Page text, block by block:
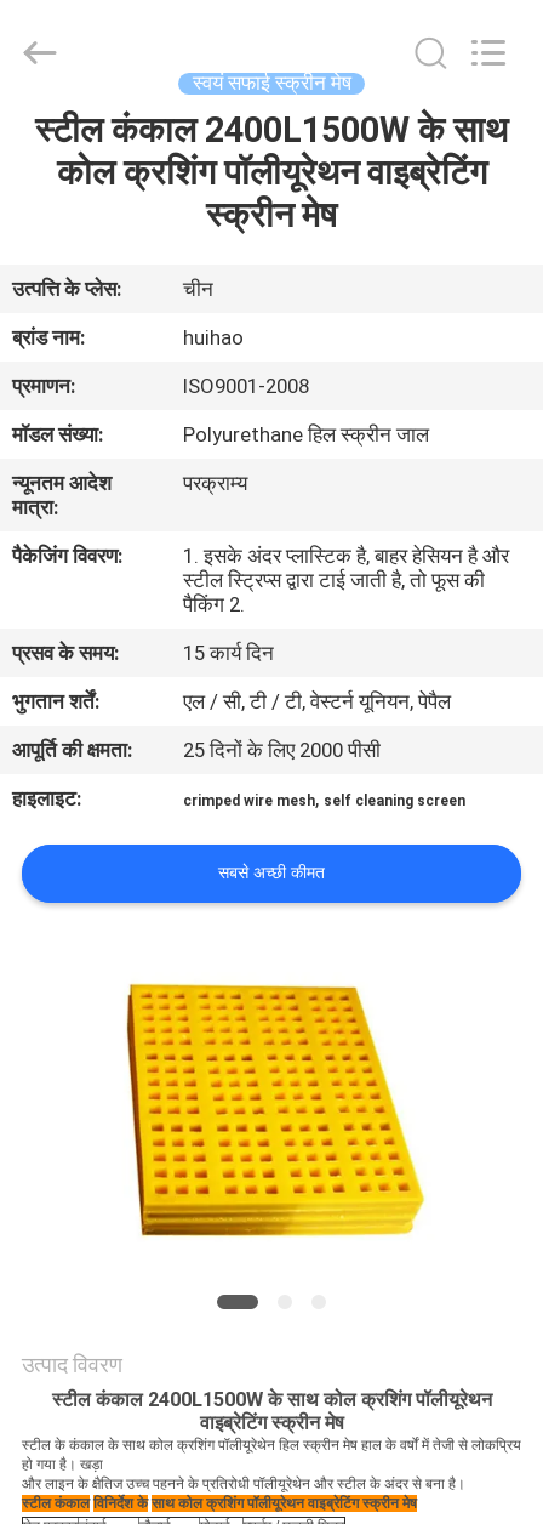
घर
हमारे
बारे
में
कारखाने
का
दौरा
नियंत्रण
हमसे
करें
समाचार
PRIVACY
Mesh
Product
Reserved.
स्वयं सफाई स्क्रीन मेष
स्टील कंकाल 2400L1500W के साथ
कोल क्रशिंग पॉलीयूरेथन वाइब्रेटिंग
स्क्रीन मेष
उत्पत्ति के प्लेस:
चीन
ब्रांड नाम:
huihao
प्रमाणन:
ISO9001-2008
मॉडल संख्या:
Polyurethane हिल स्क्रीन जाल
न्यूनतम आदेश
मात्रा:
परक्राम्य
पैकेजिंग विवरण:
1. इसके अंदर प्लास्टिक है, बाहर हेसियन है और
स्टील स्ट्रिप्स द्वारा टाई जाती है, तो फूस की
पैकिंग 2.
प्रसव के समय:
15 कार्य दिन
भुगतान शर्तें:
एल / सी, टी / टी, वेस्टर्न यूनियन, पेपैल
आपूर्ति की क्षमता:
25 दिनों के लिए 2000 पीसी
हाइलाइट:
crimped wire mesh, self cleaning screen
सबसे अच्छी कीमत
उत्पाद विवरण
स्टील कंकाल 2400L1500W के साथ कोल क्रशिंग पॉलीयूरेथन
वाइब्रेटिंग स्क्रीन मेष
स्टील के कंकाल के साथ कोल क्रशिंग पॉलीयूरेथेन हिल स्क्रीन मेष हाल के वर्षों में तेजी से लोकप्रिय
हो गया है। खड़ा
और लाइन के क्षैतिज उच्च पहनने के प्रतिरोधी पॉलीयूरेथेन और स्टील के अंदर से बना है।
स्टील कंकाल विनिर्देश के साथ कोल क्रशिंग पॉलीयूरेथन वाइब्रेटिंग स्क्रीन मेष